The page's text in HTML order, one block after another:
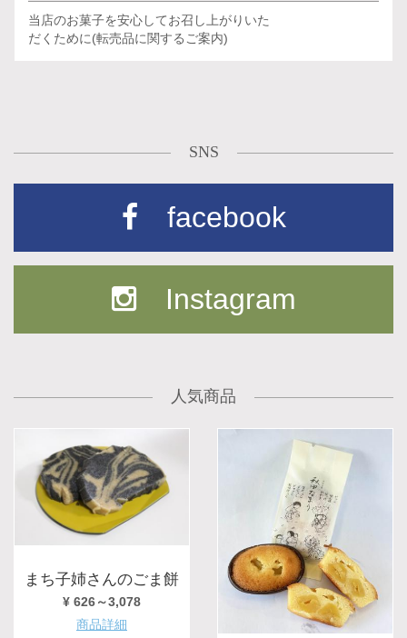
当店のお菓子を安心してお召し上がりいた
だくために(転売品に関するご案内)
SNS
facebook
Instagram
人気商品
まち子姉さんのごま餅
¥ 626～3,078
商品詳細